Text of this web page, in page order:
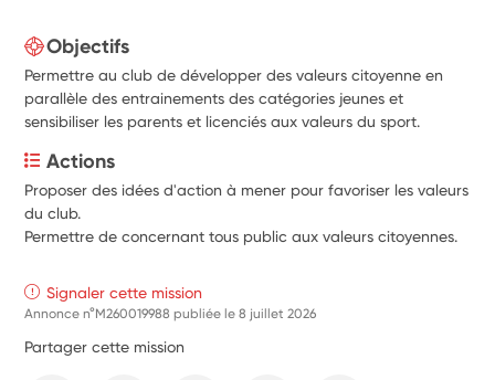
Objectifs
Permettre au club de développer des valeurs citoyenne en
parallèle des entrainements des catégories jeunes et
sensibiliser les parents et licenciés aux valeurs du sport.
Actions
Proposer des idées d'action à mener pour favoriser les valeurs
du club.
Permettre de concernant tous public aux valeurs citoyennes.
Signaler cette mission
Annonce n°M260019988 publiée le8 juillet 2026
Partager cette mission